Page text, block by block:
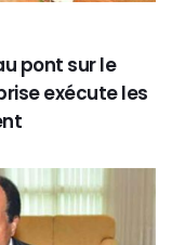
pont sur le
exécute les